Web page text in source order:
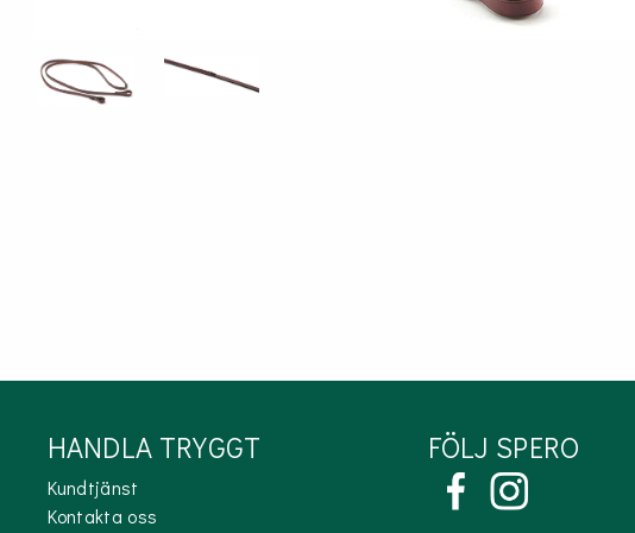
ÖVRIGT
Sadelskydd & stigbygelskydd
HANDLA TRYGGT
Kundtjänst
Kontakta oss
FÖLJ SPERO